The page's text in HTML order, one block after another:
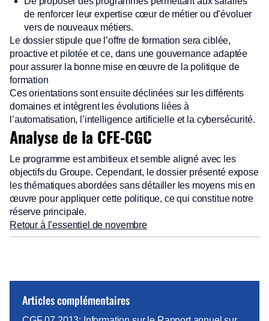
de renforcer leur expertise cœur de métier ou d’évoluer
vers de nouveaux métiers.
Le dossier stipule que l’offre de formation sera ciblée,
proactive et pilotée et ce, dans une gouvernance adaptée
pour assurer la bonne mise en œuvre de la politique de
formation
Ces orientations sont ensuite déclinées sur les différents
domaines et intègrent les évolutions liées à
l’automatisation, l’intelligence artificielle et la cybersécurité.
Analyse de la CFE-CGC
Le programme est ambitieux et semble aligné avec les
objectifs du Groupe. Cependant, le dossier présenté expose
les thématiques abordées sans détailler les moyens mis en
œuvre pour appliquer cette politique, ce qui constitue notre
réserve principale.
Retour à l’essentiel de novembre
Articles complémentaires